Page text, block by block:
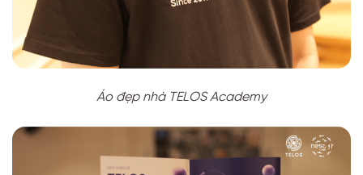
Áo đẹp nhà TELOS Academy